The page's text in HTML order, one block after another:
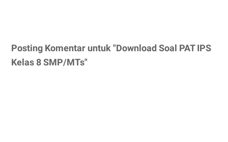
Posting Komentar untuk "Download Soal PAT IPS
Kelas 8 SMP/MTs"